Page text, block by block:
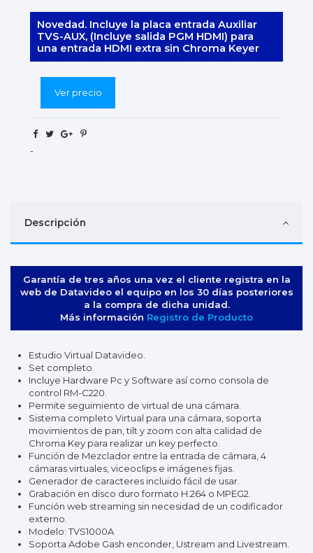
Novedad. Incluye la placa entrada Auxiliar
TVS-AUX, (Incluye salida PGM HDMI) para
una entrada HDMI extra sin Chroma Keyer
Ver precio
-
Descripción
Garantía de tres años una vez el cliente registra en la
web de Datavideo el equipo en los 30 días posteriores
a la compra de dicha unidad.
Más información Registro de Producto
Estudio Virtual Datavideo.
Set completo.
Incluye Hardware Pc y Software así como consola de
control RM-C220.
Permite seguimiento de virtual de una cámara.
Sistema completo Virtual para una cámara, soporta
movimientos de pan, tilt y zoom con alta calidad de
Chroma Key para realizar un key perfecto.
Función de Mezclador entre la entrada de cámara, 4
cámaras virtuales, viceoclips e imágenes fijas.
Generador de caracteres incluido fácil de usar.
Grabación en disco duro formato H.264 o MPEG2.
Función web streaming sin necesidad de un codificador
externo.
Modelo: TVS1000A
Soporta Adobe Gash enconder, Ustream and Livestream.